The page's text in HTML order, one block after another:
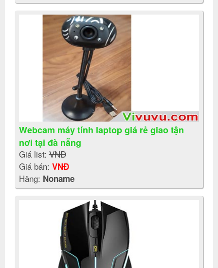
Webcam máy tính laptop giá rẻ giao tận
nơi tại đà nẵng
Giá list:VNĐ
Giá bán: VNĐ
Hãng: Noname